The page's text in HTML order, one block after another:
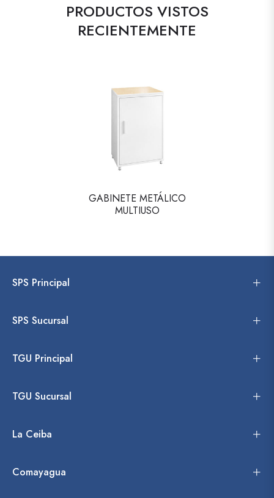
PRODUCTOS VISTOS
RECIENTEMENTE
GABINETE METÁLICO
MULTIUSO
SPS Principal
SPS Sucursal
TGU Principal
TGU Sucursal
La Ceiba
Comayagua